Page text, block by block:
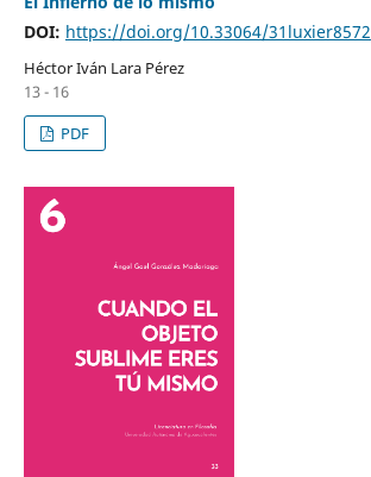
DOI: https://doi.org/10.33064/31luxier8572
Héctor Iván Lara Pérez
13 - 16
PDF